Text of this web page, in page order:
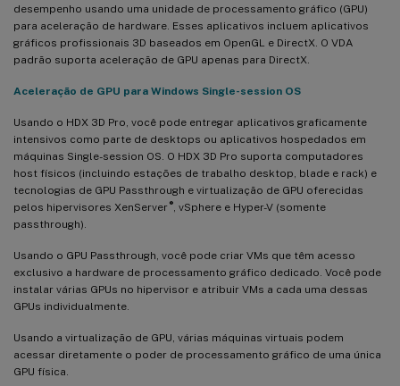
desempenho usando uma unidade de processamento gráfico (GPU)
para aceleração de hardware. Esses aplicativos incluem aplicativos
gráficos profissionais 3D baseados em OpenGL e DirectX. O VDA
padrão suporta aceleração de GPU apenas para DirectX.
Aceleração de GPU para Windows Single-session OS
Usando o HDX 3D Pro, você pode entregar aplicativos graficamente
intensivos como parte de desktops ou aplicativos hospedados em
máquinas Single-session OS. O HDX 3D Pro suporta computadores
host físicos (incluindo estações de trabalho desktop, blade e rack) e
tecnologias de GPU Passthrough e virtualização de GPU oferecidas
pelos hipervisores XenServer ®, vSphere e Hyper-V (somente
passthrough).
Usando o GPU Passthrough, você pode criar VMs que têm acesso
exclusivo a hardware de processamento gráfico dedicado. Você pode
instalar várias GPUs no hipervisor e atribuir VMs a cada uma dessas
GPUs individualmente.
Usando a virtualização de GPU, várias máquinas virtuais podem
acessar diretamente o poder de processamento gráfico de uma única
GPU física.